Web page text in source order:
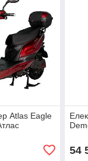
Atlas Eagle
54